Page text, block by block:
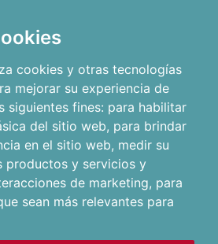
cookies y otras tecnologías
mejorar su experiencia de
siguientes fines: para habilitar
del sitio web, para brindar
en el sitio web, medir su
productos y servicios y
de marketing, para
sean más relevantes para